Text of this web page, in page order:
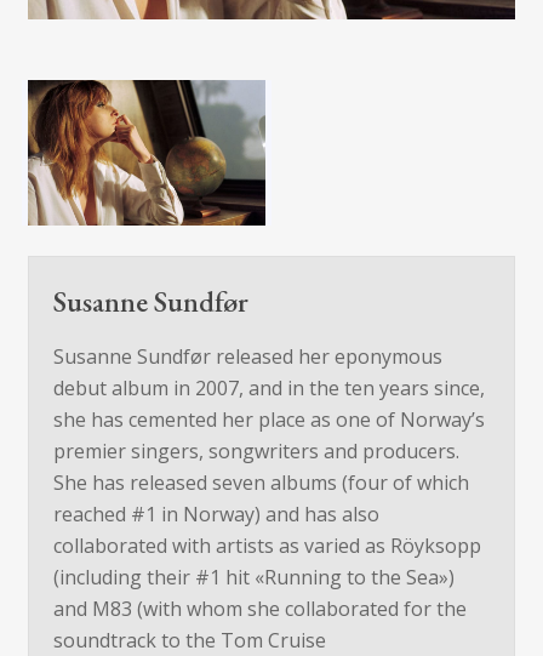
Susanne Sundfør
Susanne Sundfør released her eponymous
debut album in 2007, and in the ten years since,
she has cemented her place as one of Norway’s
premier singers, songwriters and producers.
She has released seven albums (four of which
reached #1 in Norway) and has also
collaborated with artists as varied as Röyksopp
(including their #1 hit «Running to the Sea»)
and M83 (with whom she collaborated for the
soundtrack to the Tom Cruise